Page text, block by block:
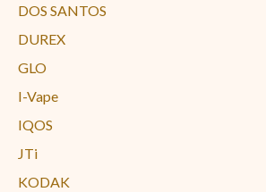
DOS SANTOS
DUREX
GLO
I-Vape
IQOS
JTi
KODAK